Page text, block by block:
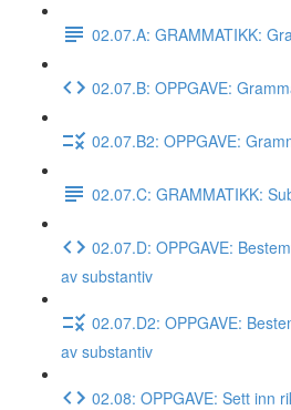
02.07.A: GRAMMATIKK:
02.07.B: OPPGAVE:
02.07.B2: OPPGAVE:
02.07.C: GRAMMATIKK:
02.07.D: OPPGAVE:
av substantiv
02.07.D2: OPPGAVE:
av substantiv
02.08: OPPGAVE: Sett inn